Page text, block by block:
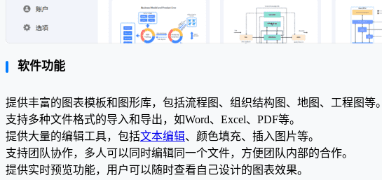
软件功能
提供丰富的图表模板和图形库，包括流程图、组织结构图、地图、工程图等。
支持多种文件格式的导入和导出，如Word、Excel、PDF等。
提供大量的编辑工具，包括文本编辑、颜色填充、插入图片等。
支持团队协作，多人可以同时编辑同一个文件，方便团队内部的合作。
提供实时预览功能，用户可以随时查看自己设计的图表效果。